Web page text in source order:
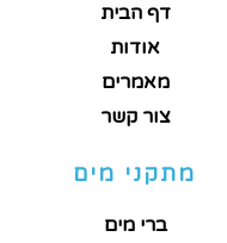
דף הבית
אודות
מאמרים
צור קשר
מתקני מים
ברי מים